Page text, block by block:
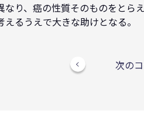
なり、癌の性質そのものをとら
るうえで大きな助けとなる。
次の